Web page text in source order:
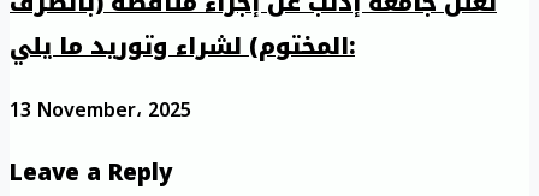
المختوم) لشراء وتوريد ما يلي:
13 November، 2025
Leave a Reply